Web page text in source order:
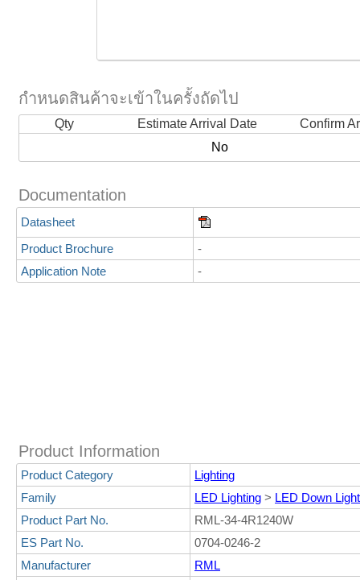
กำหนดสินค้าจะเข้าในครั้งถัดไป
Qty Estimate Arrival Date
Confirm
No
Documentation
Datasheet
Product Brochure
-
Application Note
-
Product Information
Product Category
Lighting
Family
LED Lighting > LED Down Light
Product Part No.
RML-34-4R1240W
ES Part No.
0704-0246-2
Manufacturer
RML